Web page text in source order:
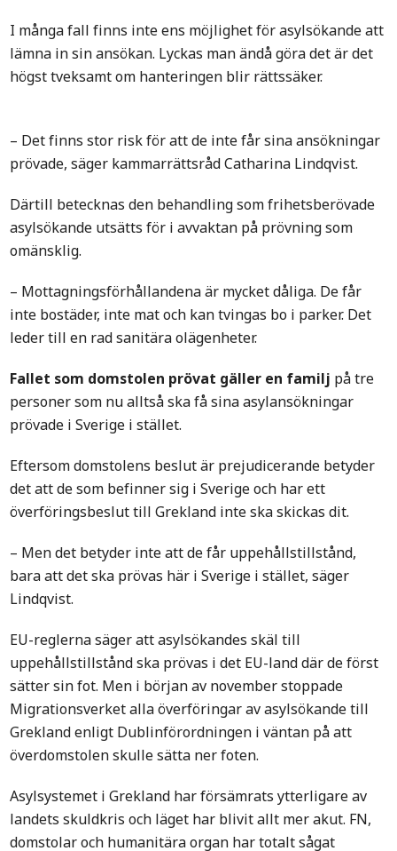
I många fall finns inte ens möjlighet för asylsökande att
lämna in sin ansökan. Lyckas man ändå göra det är det
högst tveksamt om hanteringen blir rättssäker.
– Det finns stor risk för att de inte får sina ansökningar
prövade, säger kammarrättsråd Catharina Lindqvist.
Därtill betecknas den behandling som frihetsberövade
asylsökande utsätts för i avvaktan på prövning som
omänsklig.
– Mottagningsförhållandena är mycket dåliga. De får
inte bostäder, inte mat och kan tvingas bo i parker. Det
leder till en rad sanitära olägenheter.
Fallet som domstolen prövat gäller en familjpå tre
personer som nu alltså ska få sina asylansökningar
prövade i Sverige i stället.
Eftersom domstolens beslut är prejudicerande betyder
det att de som befinner sig i Sverige och har ett
överföringsbeslut till Grekland inte ska skickas dit.
– Men det betyder inte att de får uppehållstillstånd,
bara att det ska prövas här i Sverige i stället, säger
Lindqvist.
EU-reglerna säger att asylsökandes skäl till
uppehållstillstånd ska prövas i det EU-land där de först
sätter sin fot. Men i början av november stoppade
Migrationsverket alla överföringar av asylsökande till
Grekland enligt Dublinförordningen i väntan på att
överdomstolen skulle sätta ner foten.
Asylsystemet i Grekland har försämrats ytterligare av
landets skuldkris och läget har blivit allt mer akut. FN,
domstolar och humanitära organ har totalt sågat